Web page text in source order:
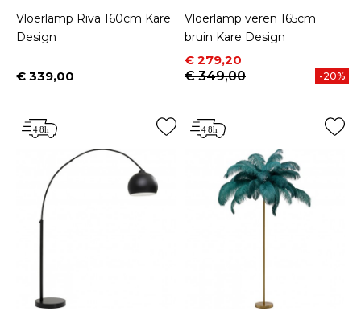
Vloerlamp Riva 160cm Kare
Design
Prijs
€ 339,00
Vloerlamp veren 165cm
bruin Kare Design
Prijs
€ 279,20
Normale prijs
€ 349,00
-20%